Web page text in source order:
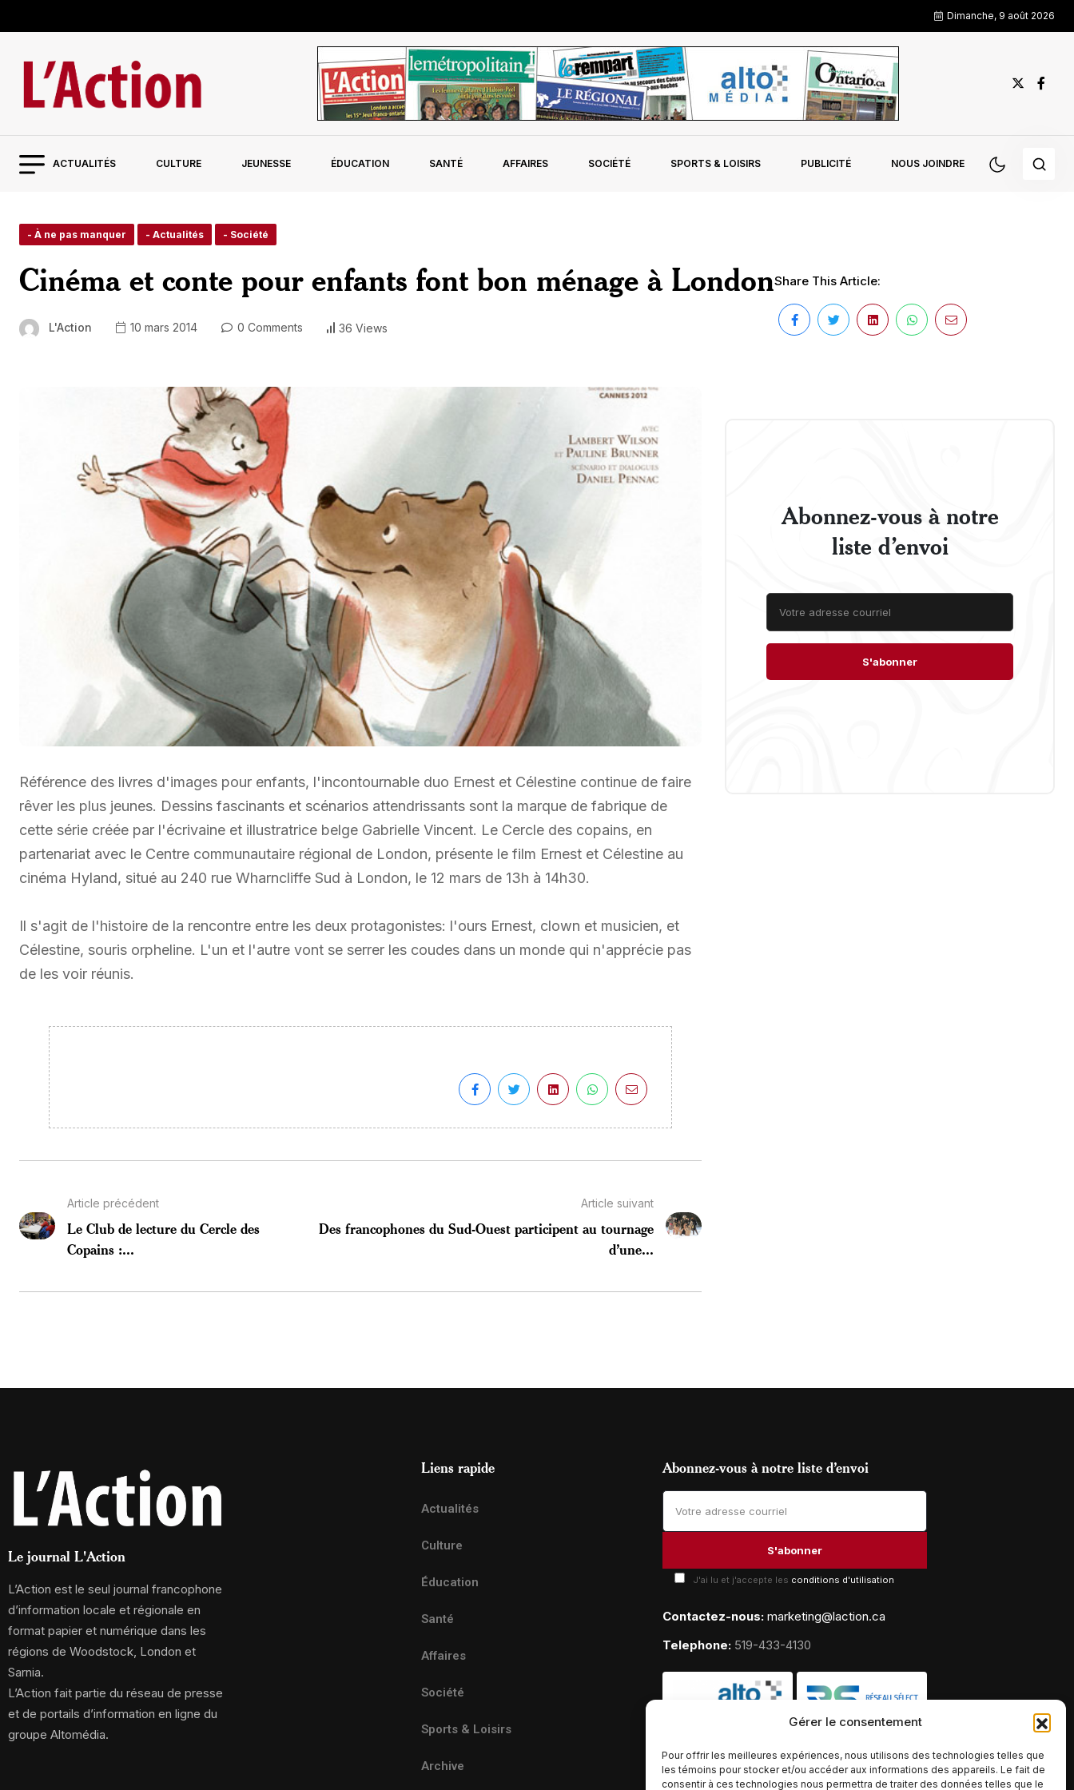
Gérer le consentement
Pour offrir les meilleures expériences, nous utilisons des technologies telles que
les témoins pour stocker et/ou accéder aux informations des appareils. Le fait de
consentir à ces technologies nous permettra de traiter des données telles que le
Dimanche, 9 août 2026
ACTUALITÉS CULTURE JEUNESSE ÉDUCATION SANTÉ AFFAIRES SOCIÉTÉ SPORTS & LOISIRS PUBLICITÉ NOUS JOINDRE
- À ne pas manquer - Actualités - Société
Cinéma et conte pour enfants font bon ménage à London
L'Action 10 mars 2014 0 Comments 36 Views
Share This Article:
Référence des livres d'images pour enfants, l'incontournable duo Ernest et Célestine continue de faire
rêver les plus jeunes. Dessins fascinants et scénarios attendrissants sont la marque de fabrique de
cette série créée par l'écrivaine et illustratrice belge Gabrielle Vincent. Le Cercle des copains, en
partenariat avec le Centre communautaire régional de London, présente le film Ernest et Célestine au
cinéma Hyland, situé au 240 rue Wharncliffe Sud à London, le 12 mars de 13h à 14h30.
Il s'agit de l'histoire de la rencontre entre les deux protagonistes: l'ours Ernest, clown et musicien, et
Célestine, souris orpheline. L'un et l'autre vont se serrer les coudes dans un monde qui n'apprécie pas
de les voir réunis.
Article précédent
Le Club de lecture du Cercle des
Copains :...
Article suivant
Des francophones du Sud-Ouest participent au tournage
d’une...
Abonnez-vous à notre
liste d’envoi
Le journal L'Action
L’Action est le seul journal francophone
d’information locale et régionale en
format papier et numérique dans les
régions de Woodstock, London et
Sarnia.
L’Action fait partie du réseau de presse
et de portails d’information en ligne du
groupe Altomédia.
Liens rapide
Actualités
Culture
Éducation
Santé
Affaires
Société
Sports & Loisirs
Archive
Abonnez-vous à notre liste d’envoi
J'ai lu et j'accepte les conditions d'utilisation
Contactez-nous: marketing@laction.ca
Telephone: 519-433-4130